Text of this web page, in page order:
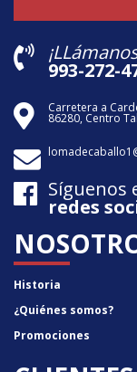
993-272-
Carretera a
86280, Centro
Síguenos
redes
Historia
¿Quiénes somos?
Promociones